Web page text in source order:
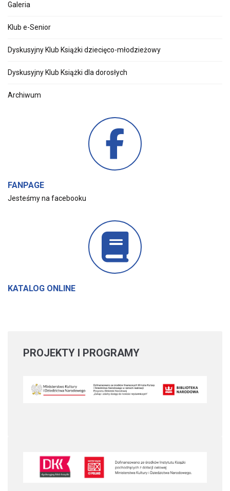
Galeria
Klub e-Senior
Dyskusyjny Klub Książki dziecięco-młodzieżowy
Dyskusyjny Klub Książki dla dorosłych
Archiwum
FANPAGE
Jesteśmy na facebooku
KATALOG ONLINE
PROJEKTY I PROGRAMY